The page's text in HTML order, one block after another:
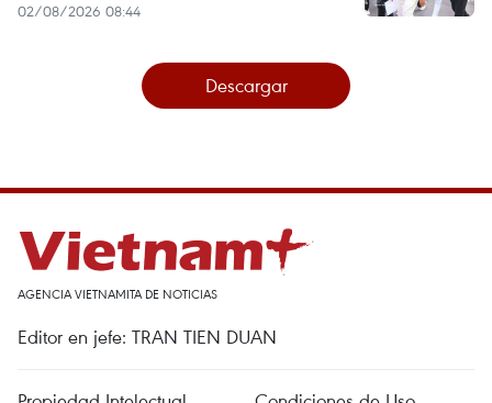
02/08/2026 08:44
Descargar
AGENCIA VIETNAMITA DE NOTICIAS
Editor en jefe: TRAN TIEN DUAN